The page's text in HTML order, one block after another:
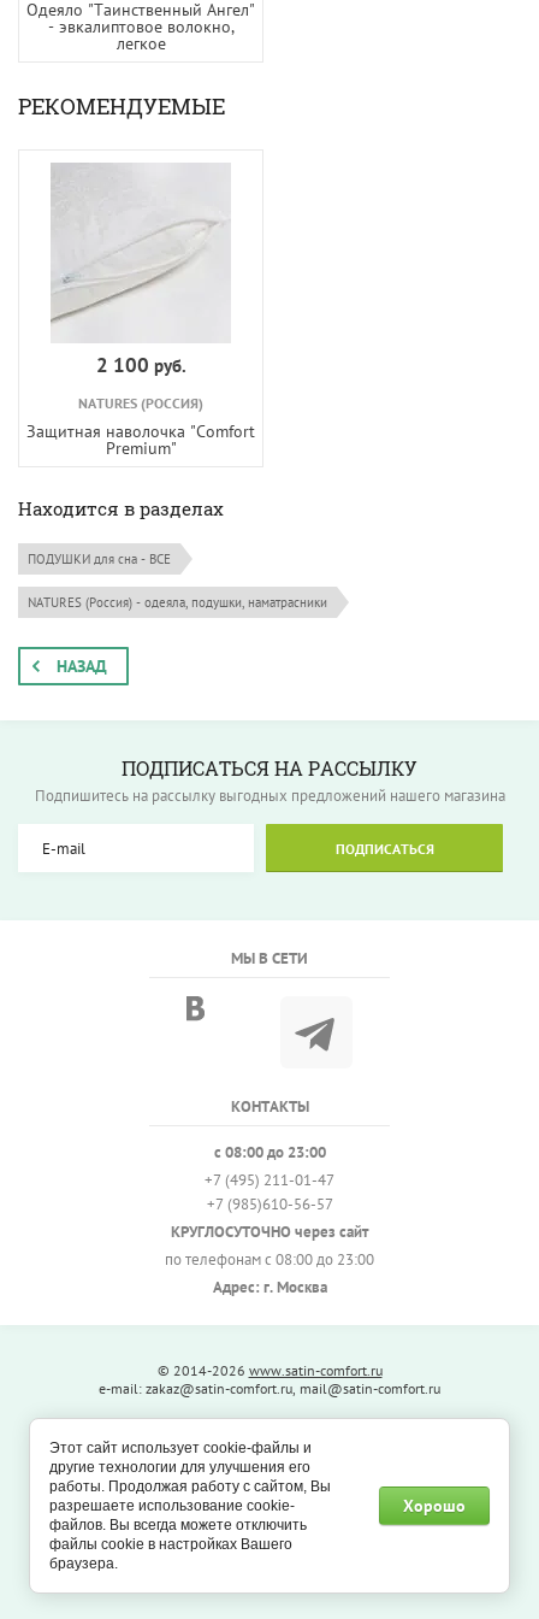
Одеяло "Таинственный Ангел"
- эвкалиптовое волокно,
легкое
РЕКОМЕНДУЕМЫЕ
2 100 руб.
NATURES (РОССИЯ)
Защитная наволочка "Comfort
Premium"
Находится в разделах
ПОДУШКИ для сна - ВСЕ
NATURES (Россия) - одеяла, подушки, наматрасники
НАЗАД
ПОДПИСАТЬСЯ НА РАССЫЛКУ
Подпишитесь на рассылку выгодных предложений нашего магазина
ПОДПИСАТЬСЯ
МЫ В СЕТИ
КОНТАКТЫ
с 08:00 до 23:00
+7 (495) 211-01-47
+7 (985)610-56-57
КРУГЛОСУТОЧНО через сайт
по телефонам с 08:00 до 23:00
Адрес: г. Москва
© 2014-2026 www.satin-comfort.ru
e-mail: zakaz@satin-comfort.ru, mail@satin-comfort.ru
Этот сайт использует cookie-файлы и
другие технологии для улучшения его
работы. Продолжая работу с сайтом, Вы
разрешаете использование cookie-
файлов. Вы всегда можете отключить
файлы cookie в настройках Вашего
браузера.
Хорошо